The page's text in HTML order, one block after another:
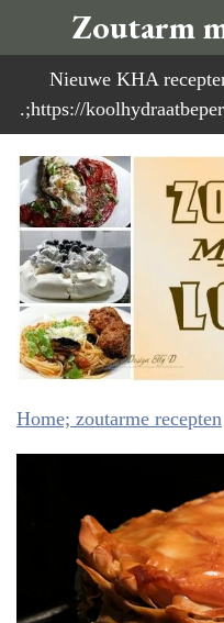
direct
naar
de
Zoutarm
Nieuwe KHA
.;https://
Home; zoutarme recepten